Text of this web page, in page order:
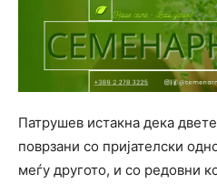
Патрушев истакна дека
поврзани со пријателски
меѓу другото, и со редовни